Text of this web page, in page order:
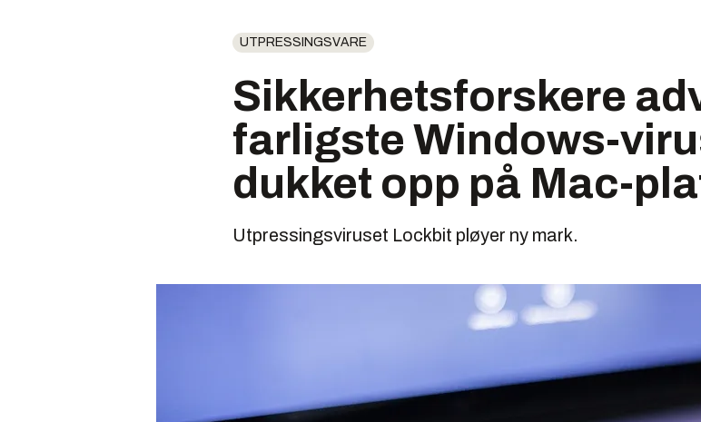
UTPRESSINGSVARE
Sikkerhetsforskere
farligste Windows-
dukket opp på Mac-
Utpressingsviruset Lockbit pløyer ny mark.